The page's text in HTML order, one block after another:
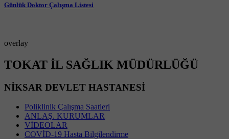
Günlük Doktor Çalışma Listesi
overlay
TOKAT İL SAĞLIK MÜDÜRLÜĞÜ
NİKSAR DEVLET HASTANESİ
Poliklinik Çalışma Saatleri
ANLAŞ. KURUMLAR
VİDEOLAR
COVİD-19 Hasta Bilgilendirme